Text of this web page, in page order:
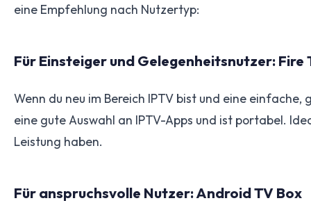
eine Empfehlung nach Nutzertyp:
Für Einsteiger und Gelegenheitsnutzer: Fire
Wenn du neu im Bereich IPTV bist und eine
eine gute Auswahl an IPTV-Apps und ist portabel.
Leistung haben.
Für anspruchsvolle Nutzer: Android TV Box